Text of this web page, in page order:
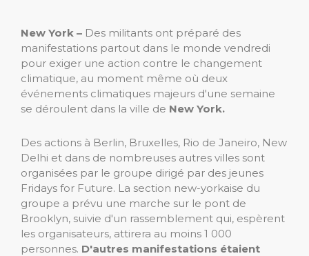
New York – Des militants ont préparé des
manifestations partout dans le monde vendredi
pour exiger une action contre le changement
climatique, au moment même où deux
événements climatiques majeurs d'une semaine
se déroulent dans la ville de New York.
Des actions à Berlin, Bruxelles, Rio de Janeiro, New
Delhi et dans de nombreuses autres villes sont
organisées par le groupe dirigé par des jeunes
Fridays for Future. La section new-yorkaise du
groupe a prévu une marche sur le pont de
Brooklyn, suivie d'un rassemblement qui, espèrent
les organisateurs, attirera au moins 1 000
personnes. D'autres manifestations étaient